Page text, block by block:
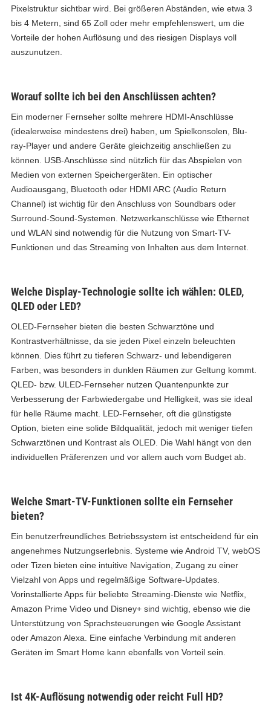
Pixelstruktur sichtbar wird. Bei größeren Abständen, wie etwa 3
bis 4 Metern, sind 65 Zoll oder mehr empfehlenswert, um die
Vorteile der hohen Auflösung und des riesigen Displays voll
auszunutzen.
Worauf sollte ich bei den Anschlüssen achten?
Ein moderner Fernseher sollte mehrere HDMI-Anschlüsse
(idealerweise mindestens drei) haben, um Spielkonsolen, Blu-
ray-Player und andere Geräte gleichzeitig anschließen zu
können. USB-Anschlüsse sind nützlich für das Abspielen von
Medien von externen Speichergeräten. Ein optischer
Audioausgang, Bluetooth oder HDMI ARC (Audio Return
Channel) ist wichtig für den Anschluss von Soundbars oder
Surround-Sound-Systemen. Netzwerkanschlüsse wie Ethernet
und WLAN sind notwendig für die Nutzung von Smart-TV-
Funktionen und das Streaming von Inhalten aus dem Internet.
Welche Display-Technologie sollte ich wählen: OLED,
QLED oder LED?
OLED-Fernseher bieten die besten Schwarztöne und
Kontrastverhältnisse, da sie jeden Pixel einzeln beleuchten
können. Dies führt zu tieferen Schwarz- und lebendigeren
Farben, was besonders in dunklen Räumen zur Geltung kommt.
QLED- bzw. ULED-Fernseher nutzen Quantenpunkte zur
Verbesserung der Farbwiedergabe und Helligkeit, was sie ideal
für helle Räume macht. LED-Fernseher, oft die günstigste
Option, bieten eine solide Bildqualität, jedoch mit weniger tiefen
Schwarztönen und Kontrast als OLED. Die Wahl hängt von den
individuellen Präferenzen und vor allem auch vom Budget ab.
Welche Smart-TV-Funktionen sollte ein Fernseher
bieten?
Ein benutzerfreundliches Betriebssystem ist entscheidend für ein
angenehmes Nutzungserlebnis. Systeme wie Android TV, webOS
oder Tizen bieten eine intuitive Navigation, Zugang zu einer
Vielzahl von Apps und regelmäßige Software-Updates.
Vorinstallierte Apps für beliebte Streaming-Dienste wie Netflix,
Amazon Prime Video und Disney+ sind wichtig, ebenso wie die
Unterstützung von Sprachsteuerungen wie Google Assistant
oder Amazon Alexa. Eine einfache Verbindung mit anderen
Geräten im Smart Home kann ebenfalls von Vorteil sein.
Ist 4K-Auflösung notwendig oder reicht Full HD?